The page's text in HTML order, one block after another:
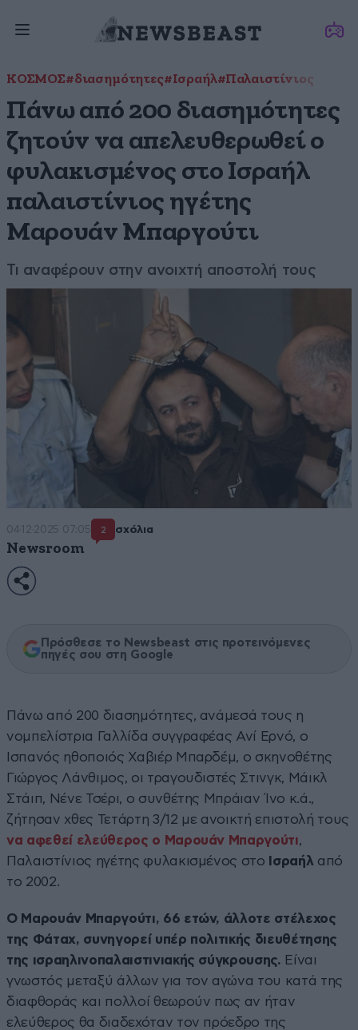
ΚΟΣΜΟΣ#διασημότητες#Ισραήλ#Παλαιστίνιος
Πάνω από 200 διασημότητες
ζητούν να απελευθερωθεί ο
φυλακισμένος στο Ισραήλ
παλαιστίνιος ηγέτης
Μαρουάν Μπαργούτι
Τι αναφέρουν στην ανοιχτή αποστολή τους
04·12·2025 07:05 2 σχόλια
Newsroom
Πρόσθεσε το Newsbeast στις προτεινόμενες
πηγές σου στη Google
Πάνω από 200 διασημότητες, ανάμεσά τους η
νομπελίστρια Γαλλίδα συγγραφέας Ανί Ερνό, ο
Ισπανός ηθοποιός Χαβιέρ Μπαρδέμ, ο σκηνοθέτης
Γιώργος Λάνθιμος, οι τραγουδιστές Στινγκ, Μάικλ
Στάιπ, Νένε Τσέρι, ο συνθέτης Μπράιαν Ίνο κ.ά.,
ζήτησαν χθες Τετάρτη 3/12 με ανοικτή επιστολή τους
να αφεθεί ελεύθερος ο Μαρουάν Μπαργούτι,
Παλαιστίνιος ηγέτης φυλακισμένος στο
Ισραήλ από
το 2002.
Ο Μαρουάν Μπαργούτι, 66 ετών, άλλοτε στέλεχος
της Φάταχ, συνηγορεί υπέρ πολιτικής διευθέτησης
της ισραηλινοπαλαιστινιακής σύγκρουσης. Είναι
γνωστός μεταξύ άλλων για τον αγώνα του κατά της
διαφθοράς και πολλοί θεωρούν πως αν ήταν
ελεύθερος θα διαδεχόταν τον πρόεδρο της